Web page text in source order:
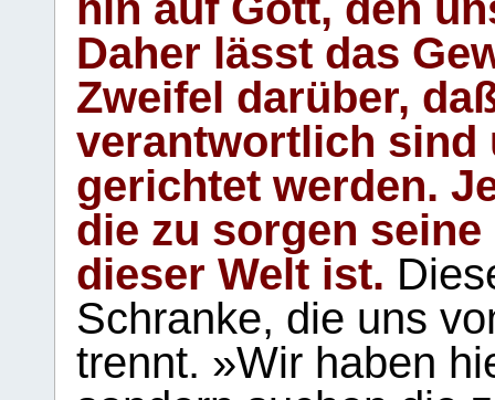
Daher lässt das
Zweifel darüber,
verantwortlich sind
gerichtet werden.
die zu sorgen
dieser Welt ist.
Schranke, die uns
trennt. »Wir haben